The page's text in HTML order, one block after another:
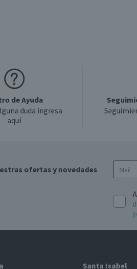
de Ayuda
duda ingresa
aquí
ofertas y novedades
Santa Isabel